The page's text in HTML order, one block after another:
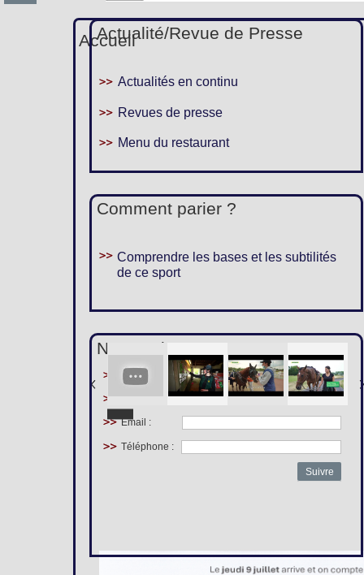
Accueil
Actualité/Revue de Presse
Actualités en continu
Revues de presse
Menu du restaurant
Comment parier ?
Comprendre les bases et les subtilités
de ce sport
Nous suivre :
Prénom :
Nom :
Email :
Téléphone :
Suivre